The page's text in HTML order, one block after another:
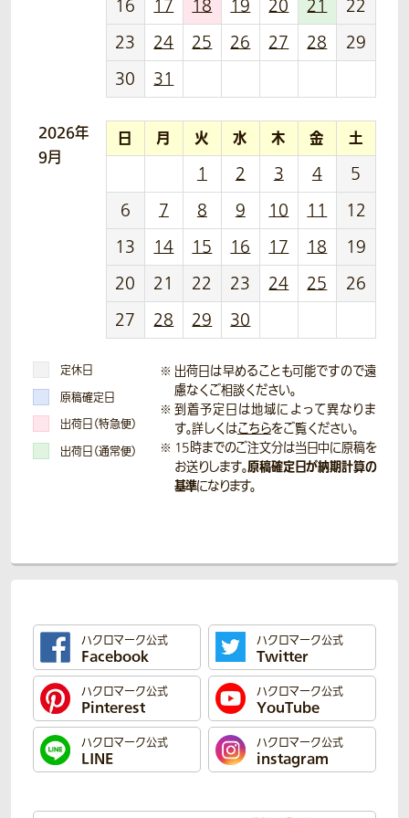
16 17 18 19 20 21
22
23
24 25 26 27 28
29
30
31
2026年
9月
日 月 火 水 木 金 土
1 2 3 4
5
6
7 8 9 10 11
12
13
14 15 16 17 18
19
20
21 22 23 24 25
26
27
28 29 30
定休日
原稿確定日
出荷日（特急便）
出荷日（通常便）
出荷日は早めることも可能ですので遠
慮なくご相談ください。
到着予定日は地域によって異なりま
す。詳しくはこちらをご覧ください。
15時までのご注文分は当日中に原稿を
お送りします。原稿確定日が納期計算の
基準になります。
ハクロマーク公式
Facebook
ハクロマーク公式
Twitter
ハクロマーク公式
Pinterest
ハクロマーク公式
YouTube
ハクロマーク公式
LINE
ハクロマーク公式
instagram